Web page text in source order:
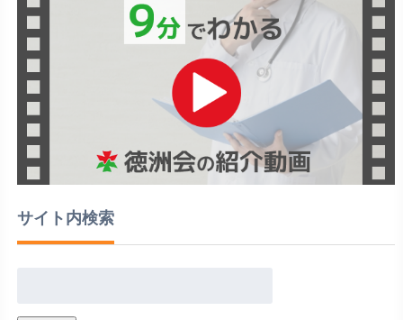
サイト内検索